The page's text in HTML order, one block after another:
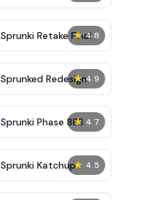
★ 4.8
Sprunki Retake Final
Update
★ 4.9
Sprunked Redesign
★ 4.7
Sprunki Phase 888
★ 4.5
Sprunki Katchup